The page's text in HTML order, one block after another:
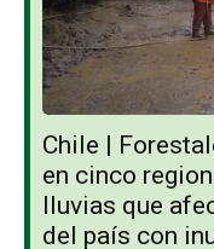
Chile |
en cinco
lluvias que
del país con